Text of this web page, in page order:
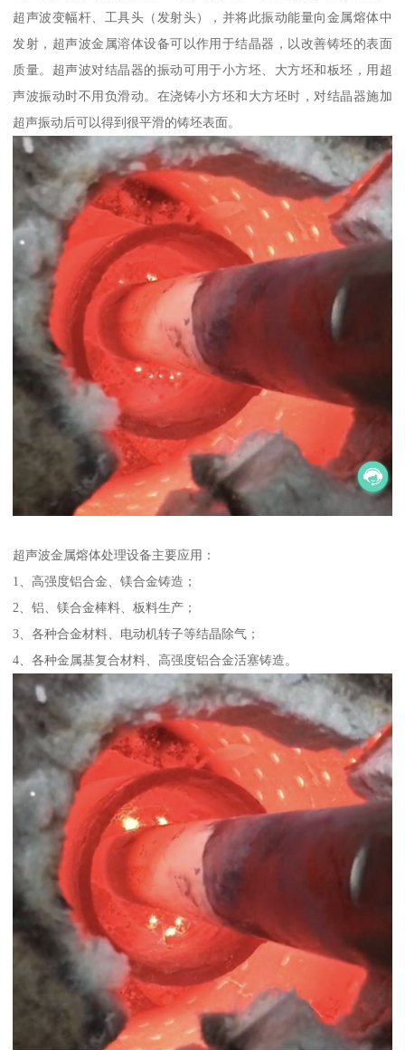
超声波变幅杆、工具头（发射头），并将此振动能量向金属熔体中
发射，超声波金属溶体设备可以作用于结晶器，以改善铸坯的表面
质量。超声波对结晶器的振动可用于小方坯、大方坯和板坯，用超
声波振动时不用负滑动。在浇铸小方坯和大方坯时，对结晶器施加
超声振动后可以得到很平滑的铸坯表面。
超声波金属熔体处理设备主要应用：
1、高强度铝合金、镁合金铸造；
2、铝、镁合金棒料、板料生产；
3、各种合金材料、电动机转子等结晶除气；
4、各种金属基复合材料、高强度铝合金活塞铸造。